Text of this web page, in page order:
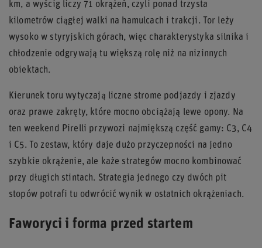
km, a wyścig liczy 71 okrążeń, czyli ponad trzysta
kilometrów ciągłej walki na hamulcach i trakcji. Tor leży
wysoko w styryjskich górach, więc charakterystyka silnika i
chłodzenie odgrywają tu większą rolę niż na nizinnych
obiektach.
Kierunek toru wytyczają liczne strome podjazdy i zjazdy
oraz prawe zakręty, które mocno obciążają lewe opony. Na
ten weekend Pirelli przywozi najmiększą część gamy: C3, C4
i C5. To zestaw, który daje dużo przyczepności na jedno
szybkie okrążenie, ale każe strategów mocno kombinować
przy długich stintach. Strategia jednego czy dwóch pit
stopów potrafi tu odwrócić wynik w ostatnich okrążeniach.
Faworyci i forma przed startem